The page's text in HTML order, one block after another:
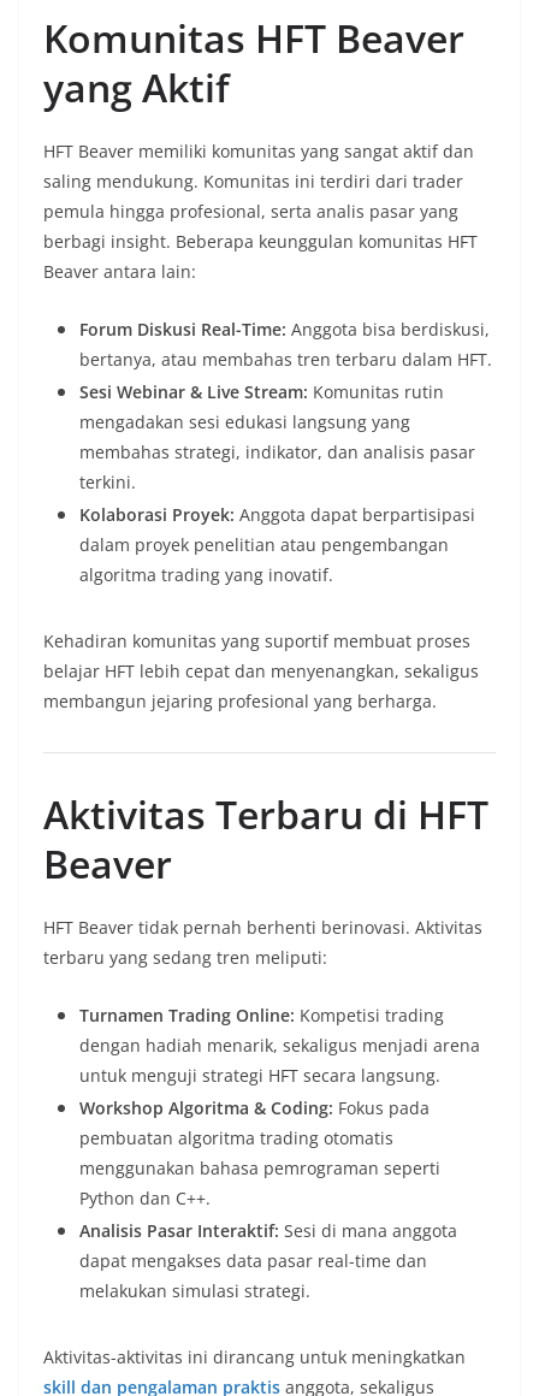
Komunitas HFT Beaver
yang Aktif
HFT Beaver memiliki komunitas yang sangat aktif dan
saling mendukung. Komunitas ini terdiri dari trader
pemula hingga profesional, serta analis pasar yang
berbagi insight. Beberapa keunggulan komunitas HFT
Beaver antara lain:
Forum Diskusi Real-Time: Anggota bisa berdiskusi,
bertanya, atau membahas tren terbaru dalam HFT.
Sesi Webinar & Live Stream: Komunitas rutin
mengadakan sesi edukasi langsung yang
membahas strategi, indikator, dan analisis pasar
terkini.
Kolaborasi Proyek: Anggota dapat berpartisipasi
dalam proyek penelitian atau pengembangan
algoritma trading yang inovatif.
Kehadiran komunitas yang suportif membuat proses
belajar HFT lebih cepat dan menyenangkan, sekaligus
membangun jejaring profesional yang berharga.
Aktivitas Terbaru di HFT
Beaver
HFT Beaver tidak pernah berhenti berinovasi. Aktivitas
terbaru yang sedang tren meliputi:
Turnamen Trading Online: Kompetisi trading
dengan hadiah menarik, sekaligus menjadi arena
untuk menguji strategi HFT secara langsung.
Workshop Algoritma & Coding: Fokus pada
pembuatan algoritma trading otomatis
menggunakan bahasa pemrograman seperti
Python dan C++.
Analisis Pasar Interaktif: Sesi di mana anggota
dapat mengakses data pasar real-time dan
melakukan simulasi strategi.
Aktivitas-aktivitas ini dirancang untuk meningkatkan
skill dan pengalaman praktis anggota, sekaligus